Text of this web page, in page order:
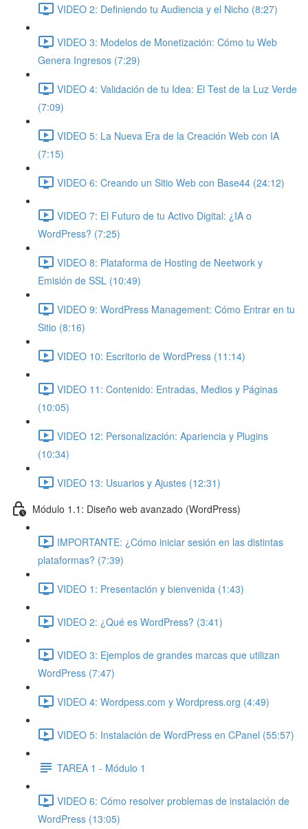
VIDEO 2: Definiendo tu Audiencia y el Nicho (8:27)
VIDEO 3: Modelos de Monetización: Cómo tu Web
Genera Ingresos (7:29)
VIDEO 4: Validación de tu Idea: El Test de la Luz Verde
(7:09)
VIDEO 5: La Nueva Era de la Creación Web con IA
(7:15)
VIDEO 6: Creando un Sitio Web con Base44 (24:12)
VIDEO 7: El Futuro de tu Activo Digital: ¿IA o
WordPress? (7:25)
VIDEO 8: Plataforma de Hosting de Neetwork y
Emisión de SSL (10:49)
VIDEO 9: WordPress Management: Cómo Entrar en tu
Sitio (8:16)
VIDEO 10: Escritorio de WordPress (11:14)
VIDEO 11: Contenido: Entradas, Medios y Páginas
(10:05)
VIDEO 12: Personalización: Apariencia y Plugins
(10:34)
VIDEO 13: Usuarios y Ajustes (12:31)
Módulo 1.1: Diseño web avanzado (WordPress)
IMPORTANTE: ¿Cómo iniciar sesión en las distintas
plataformas? (7:39)
VIDEO 1: Presentación y bienvenida (1:43)
VIDEO 2: ¿Qué es WordPress? (3:41)
VIDEO 3: Ejemplos de grandes marcas que utilizan
WordPress (7:47)
VIDEO 4: Wordpess.com y Wordpress.org (4:49)
VIDEO 5: Instalación de WordPress en CPanel (55:57)
TAREA 1 - Módulo 1
VIDEO 6: Cómo resolver problemas de instalación de
WordPress (13:05)